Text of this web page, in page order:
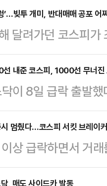
빚투 개미, 반대매매 공포 어
달려가던 코스피가
개미들의 ‘빚투(
는 목소리가 적지
예탁금은 139조
첫 거래일인 1월
예탁금은 투자자
팔고서 찾지 않은 자
내준 코스피, 1000선 무너진
이 8일 급락 출발
는 전장 대비
수는 전 거래일보
폭을 키우고 있다.같
942.05를 나타내
시 멈췄다…코스피 서킷 브레이
상 급락하면서 거래
래소에 따르면 이
, 매도 사이드카 발동